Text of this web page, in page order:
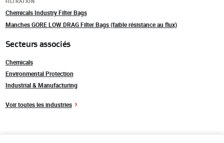
Chemicals Industry Filter Bags
Manches GORE LOW DRAG Filter Bags (faible résistance au flux)
Secteurs associés
Chemicals
Environmental Protection
Industrial & Manufacturing
Voir toutes les industries